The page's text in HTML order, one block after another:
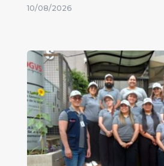
10/08/2026